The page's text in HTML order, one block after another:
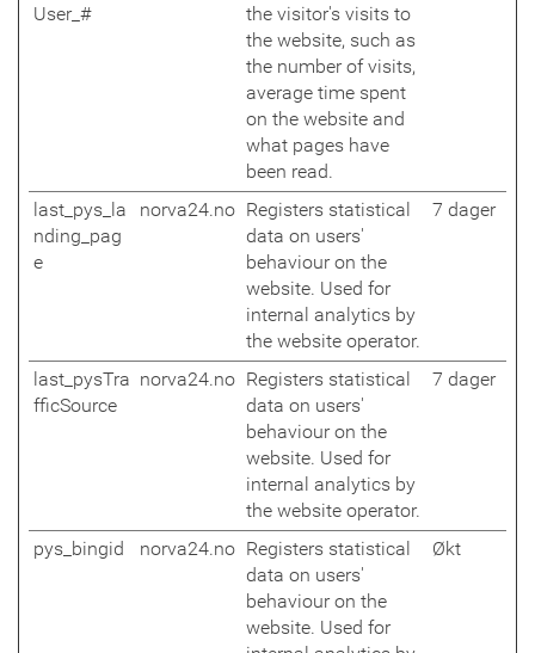
User_#
the visitor's visits to
the website, such as
the number of visits,
average time spent
on the website and
what pages have
been read.
last_pys_la
nding_pag
e
norva24.no Registers statistical
data on users'
behaviour on the
website. Used for
internal analytics by
the website operator.
7 dager
last_pysTra
fficSource
norva24.no Registers statistical
data on users'
behaviour on the
website. Used for
internal analytics by
the website operator.
7 dager
pys_bingid norva24.no Registers statistical
data on users'
behaviour on the
website. Used for
Økt